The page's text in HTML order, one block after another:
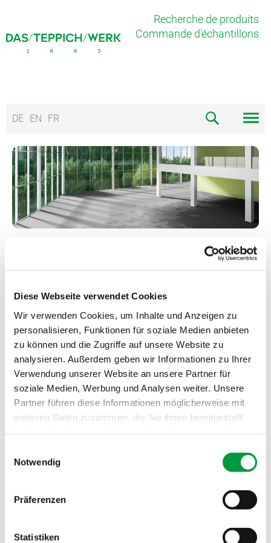
Diese Webseite verwendet Cookies
Wir verwenden Cookies, um Inhalte und Anzeigen zu
personalisieren, Funktionen für soziale Medien anbieten
zu können und die Zugriffe auf unsere Website zu
analysieren. Außerdem geben wir Informationen zu Ihrer
Verwendung unserer Website an unsere Partner für
soziale Medien, Werbung und Analysen weiter. Unsere
Partner führen diese Informationen möglicherweise mit
weiteren Daten zusammen, die Sie ihnen bereitgestellt
Notwendig
Präferenzen
Statistiken
Recherche de produits
Commande d'échantillons
DE EN FR
VELOURS OU VELOURS BOUCLÉ,
Trouvez la moquette qui vous convient.
En quelques clics seulement.
RECHERCHE DE PRODUITS
Visualisez la gamme complète, une large sélection ou
un produit spécifique - c'est vous qui décidez. Affinez
les paramètres pour une recherche plus ciblée,
accédez directement au revêtement de sol de votre
Si vous ne trouvez pas la bonne nuance de couleur,
changez le paramètre par défaut pour "en stock" ou, si
vous êtes un gros client, demandez-nous si nous
pouvons vous proposer des
solutions personnalisées